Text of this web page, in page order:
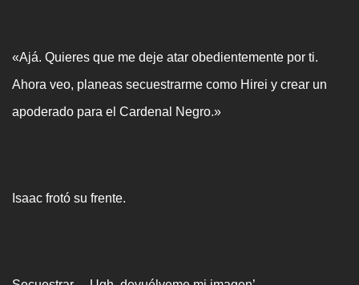
«Ajá. Quieres que me deje atar obedientemente por ti.
Ahora veo, planeas secuestrarme como Hirei y crear un
apoderado para el Cardenal Negro.»
Isaac frotó su frente.